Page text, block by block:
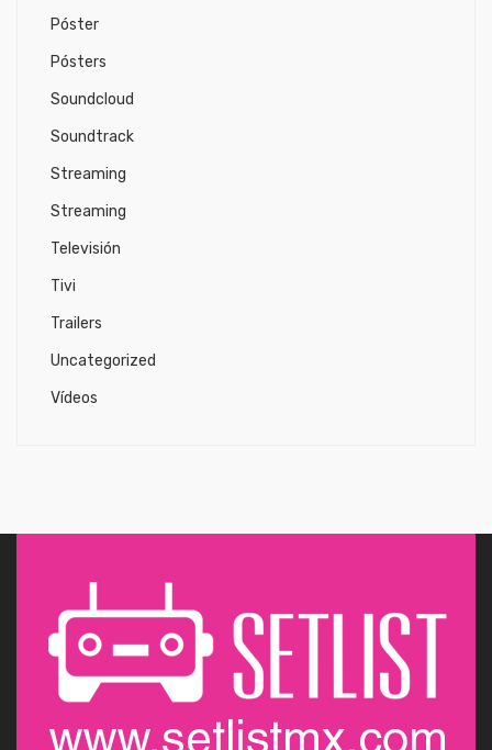
Póster
Pósters
Soundcloud
Soundtrack
Streaming
Streaming
Televisión
Tivi
Trailers
Uncategorized
Vídeos